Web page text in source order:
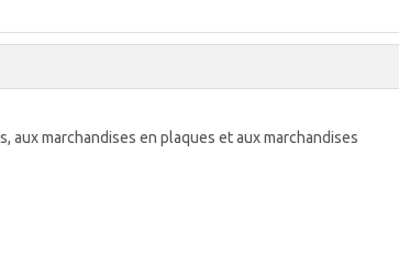
aux marchandises en plaques et aux marchandises